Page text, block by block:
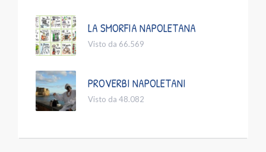
LA SMORFIA NAPOLETANA
Visto da 66.569
PROVERBI NAPOLETANI
Visto da 48.082